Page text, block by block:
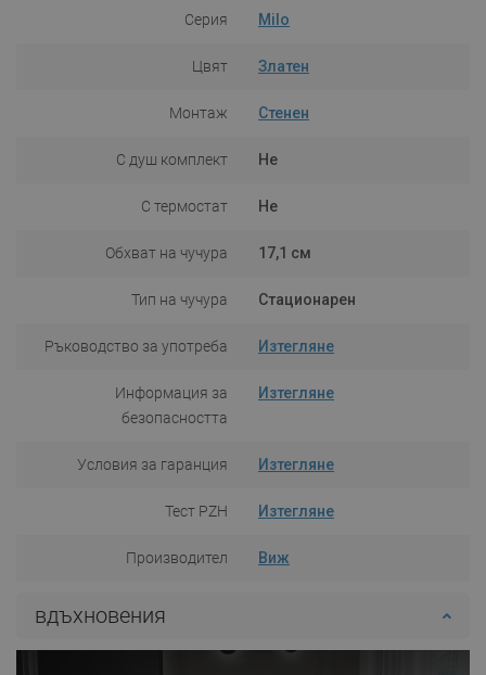
Серия Milo
Цвят Златен
Монтаж Стенен
С душ комплект Не
С термостат Не
Обхват на чучура 17,1 см
Тип на чучура Стационарен
Ръководство за употреба Изтегляне
Информация за
безопасността
Изтегляне
Условия за гаранция Изтегляне
Тест PZH Изтегляне
Производител Виж
вдъхновения